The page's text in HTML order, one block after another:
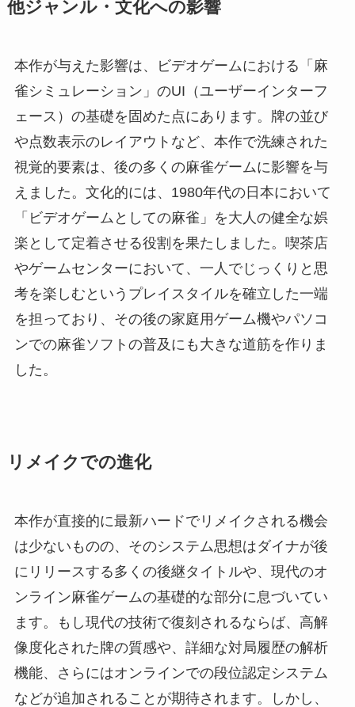
他ジャンル・文化への影響
本作が与えた影響は、ビデオゲームにおける「麻
雀シミュレーション」のUI（ユーザーインターフ
ェース）の基礎を固めた点にあります。牌の並び
や点数表示のレイアウトなど、本作で洗練された
視覚的要素は、後の多くの麻雀ゲームに影響を与
えました。文化的には、1980年代の日本において
「ビデオゲームとしての麻雀」を大人の健全な娯
楽として定着させる役割を果たしました。喫茶店
やゲームセンターにおいて、一人でじっくりと思
考を楽しむというプレイスタイルを確立した一端
を担っており、その後の家庭用ゲーム機やパソコ
ンでの麻雀ソフトの普及にも大きな道筋を作りま
した。
リメイクでの進化
本作が直接的に最新ハードでリメイクされる機会
は少ないものの、そのシステム思想はダイナが後
にリリースする多くの後継タイトルや、現代のオ
ンライン麻雀ゲームの基礎的な部分に息づいてい
ます。もし現代の技術で復刻されるならば、高解
像度化された牌の質感や、詳細な対局履歴の解析
機能、さらにはオンラインでの段位認定システム
などが追加されることが期待されます。しかし、